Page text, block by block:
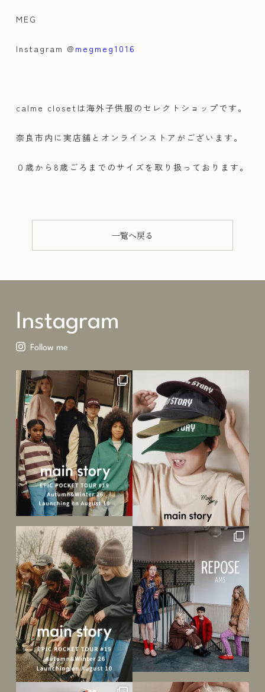
MEG
Instagram @ megmeg1016
calme closetは海外子供服のセレクトショップです。
奈良市内に実店舗とオンラインストアがございます。
０歳から8歳ごろまでのサイズを取り扱っております。
一覧へ戻る
Instagram
Follow me